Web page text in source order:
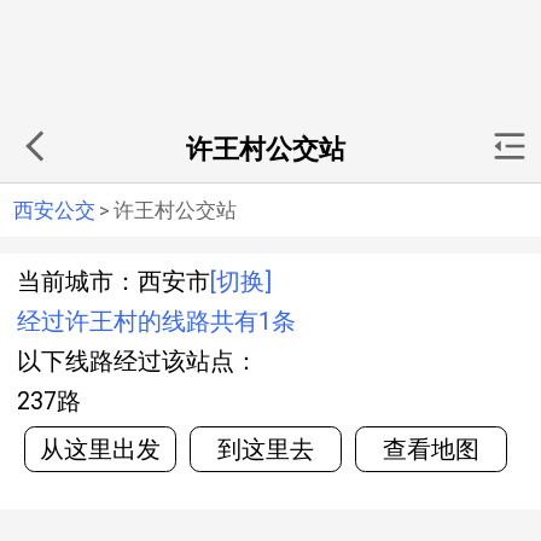
许王村公交站
西安公交 > 许王村公交站
当前城市：西安市 [切换]
经过许王村的线路共有1条
以下线路经过该站点：
237路
从这里出发
到这里去 查看地图